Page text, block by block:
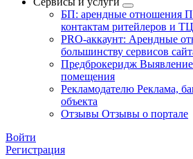
БП: арендные отношения
контактам ритейлеров и ТЦ
PRO-аккаунт: Арендные
большинству сервисов
Предброкеридж Выявление
помещения
Рекламодателю Реклама,
объекта
Отзывы Отзывы о портале
Войти
Регистрация